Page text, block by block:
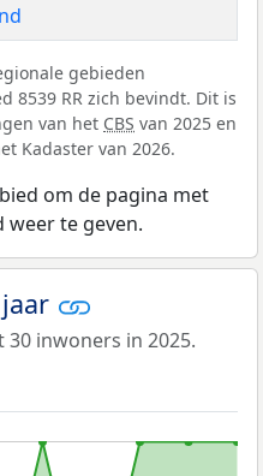
gebieden
8539 RR zich bevindt. Dit is
van het CBS van 2025 en
Kadaster van 2026.
om de pagina met
te geven.
30 inwoners in 2025.